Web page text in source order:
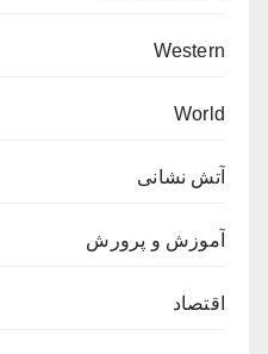
Western
World
آتش نشانی
آموزش و پرورش
اقتصاد